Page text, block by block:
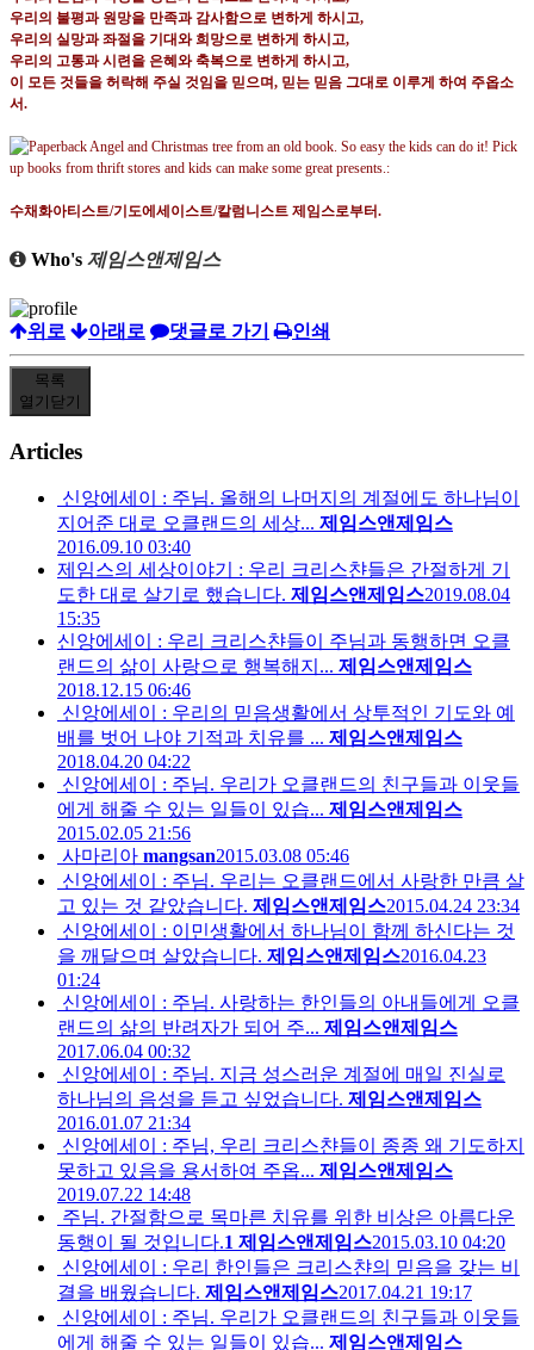
우리의 불평과 원망을 만족과 감사함으로 변하게 하시고,
우리의 실망과 좌절을 기대와 희망으로 변하게 하시고,
우리의 고통과 시련을 은혜와 축복으로 변하게 하시고,
이 모든 것들을 허락해 주실 것임을 믿으며, 믿는 믿음 그대로 이루게 하여 주옵소
서.
수채화아티스트/기도에세이스트/칼럼니스트 제임스로부터.
Who's 제임스앤제임스
위로 아래로 댓글로 가기 인쇄
목록
열기 닫기
Articles
신앙에세이 : 주님. 올해의 나머지의 계절에도 하나님이
지어준 대로 오클랜드의 세상... 제임스앤제임스
2016.09.10 03:40
제임스의 세상이야기 : 우리 크리스챤들은 간절하게 기
도한 대로 살기로 했습니다. 제임스앤제임스2019.08.04
15:35
신앙에세이 : 우리 크리스챤들이 주님과 동행하면 오클
랜드의 삶이 사랑으로 행복해지... 제임스앤제임스
2018.12.15 06:46
신앙에세이 : 우리의 믿음생활에서 상투적인 기도와 예
배를 벗어 나야 기적과 치유를 ... 제임스앤제임스
2018.04.20 04:22
신앙에세이 : 주님. 우리가 오클랜드의 친구들과 이웃들
에게 해줄 수 있는 일들이 있습... 제임스앤제임스
2015.02.05 21:56
사마리아 mangsan2015.03.08 05:46
신앙에세이 : 주님. 우리는 오클랜드에서 사랑한 만큼 살
고 있는 것 같았습니다. 제임스앤제임스2015.04.24 23:34
신앙에세이 : 이민생활에서 하나님이 함께 하신다는 것
을 깨달으며 살았습니다. 제임스앤제임스2016.04.23
01:24
신앙에세이 : 주님. 사랑하는 한인들의 아내들에게 오클
랜드의 삶의 반려자가 되어 주... 제임스앤제임스
2017.06.04 00:32
신앙에세이 : 주님. 지금 성스러운 계절에 매일 진실로
하나님의 음성을 듣고 싶었습니다. 제임스앤제임스
2016.01.07 21:34
신앙에세이 : 주님, 우리 크리스챤들이 종종 왜 기도하지
못하고 있음을 용서하여 주옵... 제임스앤제임스
2019.07.22 14:48
주님. 간절함으로 목마른 치유를 위한 비상은 아름다운
동행이 될 것입니다.1 제임스앤제임스2015.03.10 04:20
신앙에세이 : 우리 한인들은 크리스챤의 믿음을 갖는 비
결을 배웠습니다. 제임스앤제임스2017.04.21 19:17
신앙에세이 : 주님. 우리가 오클랜드의 친구들과 이웃들
에게 해줄 수 있는 일들이 있습... 제임스앤제임스